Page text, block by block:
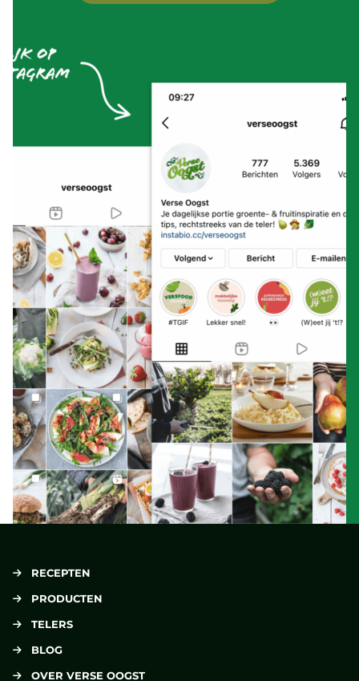
RECEPTEN
PRODUCTEN
TELERS
BLOG
OVER VERSE OOGST